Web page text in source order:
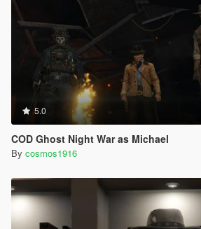
5.0
COD Ghost Night War as Michael
By cosmos1916